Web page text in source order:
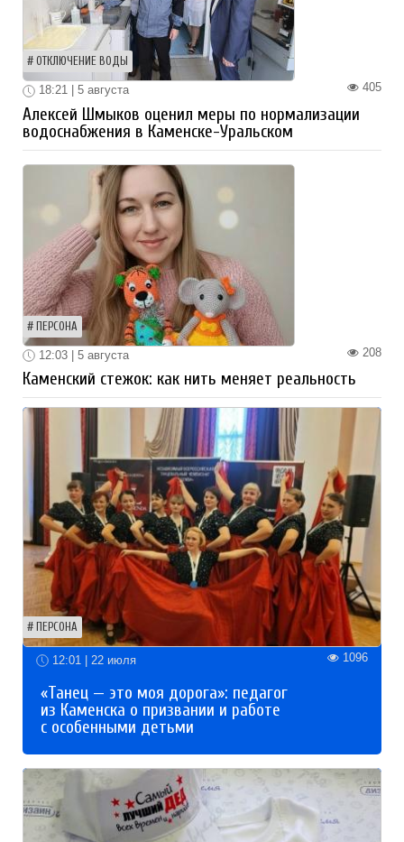
ОТКЛЮЧЕНИЕ ВОДЫ
405
18:21 | 5 августа
Алексей Шмыков оценил меры по нормализации
водоснабжения в Каменске-Уральском
ПЕРСОНА
208
12:03 | 5 августа
Каменский стежок: как нить меняет реальность
ПЕРСОНА
12:01 | 22 июля 1096
«Танец — это моя дорога»: педагог
из Каменска о призвании и работе
с особенными детьми